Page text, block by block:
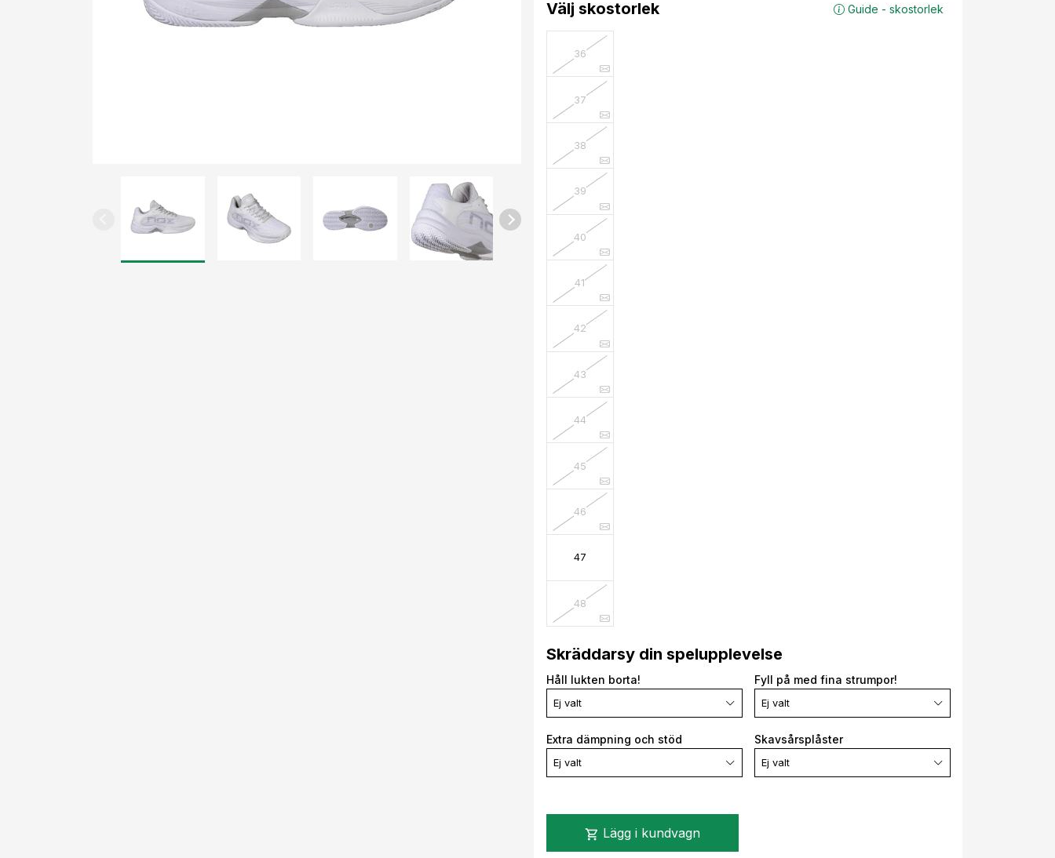
Välj skostorlek Guide - skostorlek
36
37
38
39
40
41
42
43
44
45
46
47
48
Skräddarsy din spelupplevelse
Håll lukten borta!
Ej valt
Fyll på med fina strumpor!
Ej valt
Extra dämpning och stöd
Ej valt
Skavsårsplåster
Ej valt
shopping_cart Lägg i kundvagn